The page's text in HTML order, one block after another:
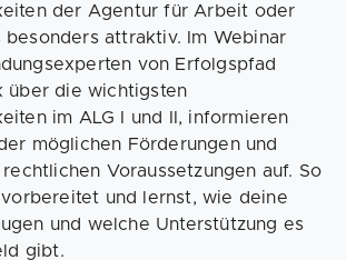
der Agentur für Arbeit oder
besonders attraktiv. Im Webinar
von Erfolgspfad
über die wichtigsten
im ALG I und II, informieren
möglichen Förderungen und
Voraussetzungen auf. So
und lernst, wie deine
und welche Unterstützung es
gibt.